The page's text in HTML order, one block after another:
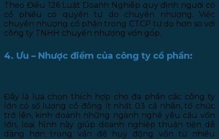
Theo Điều 126 Luật Doanh Nghiêp quy định người có
cổ phiếu có quyền tự do chuyển nhượng. Việc
chuyển nhượng cổ phần trong CTCP tự do hơn so với
công ty TNHH chuyển nhượng vốn góp.
4. Ưu – Nhược điểm của công ty cổ phần:
Đây là lựa chọn thích hợp cho đa phần các công ty
lớn có số lượng cổ đông ít nhất 03 cá nhân, tổ chức
trở lên, kinh doanh những ngành nghề yêu cầu vốn
lớn, loại hình này giúp doanh nghiệp thuận tiện dễ
dàng hơn trong vấn đề huy động vốn từ nhiều